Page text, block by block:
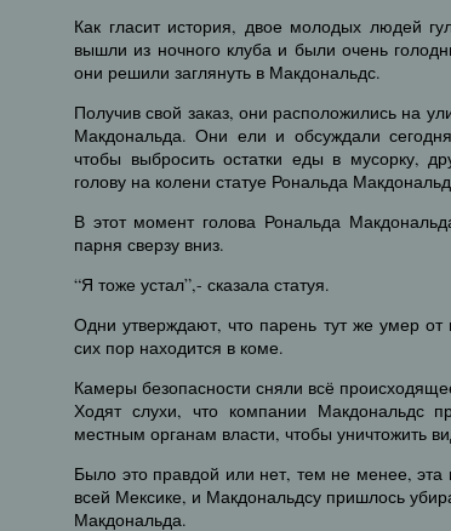
Как гласит история, двое молодых людей
вышли из ночного клуба и были очень
они решили заглянуть в Макдональдс.
Получив свой заказ, они расположились на
Макдональда. Они ели и обсуждали
чтобы выбросить остатки еды в мусорку,
голову на колени статуе Рональда
В этот момент голова Рональда
парня сверзу вниз.
“Я тоже устал”,- сказала статуя.
Одни утверждают, что парень тут же умер
сих пор находится в коме.
Камеры безопасности сняли всё
Ходят слухи, что компании Макдональдс
местным органам власти, чтобы уничтожить
Было это правдой или нет, тем не менее, эта
всей Мексике, и Макдональдсу пришлось
Макдональда.